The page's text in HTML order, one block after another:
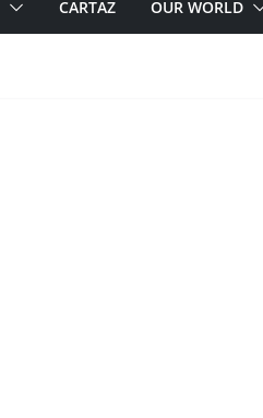
CARTAZ OUR WORLD